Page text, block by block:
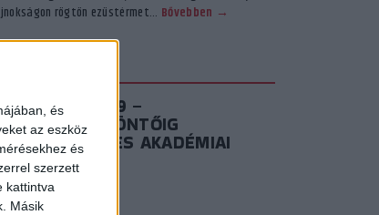
és
az eszköz
és
szerzett
kattintva
Másik
rögtön ezüstérmet... Bővebben →
S03E09 –
A DÖNTŐIG
AZ U17-ES AKADÉMIAI
15:02